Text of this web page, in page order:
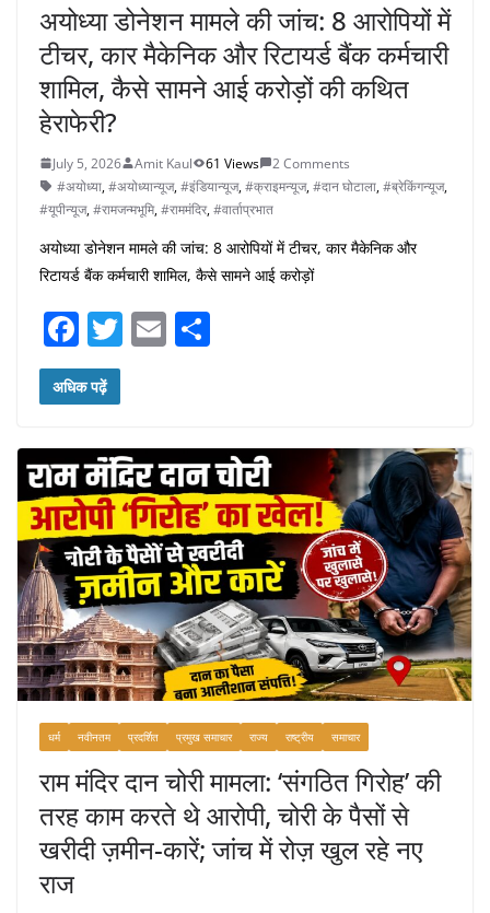
अयोध्या डोनेशन मामले की जांच: 8 आरोपियों में
टीचर, कार मैकेनिक और रिटायर्ड बैंक कर्मचारी
शामिल, कैसे सामने आई करोड़ों की कथित
हेराफेरी?
July 5, 2026 Amit Kaul 61 Views
2 Comments
#अयोध्या,#अयोध्यान्यूज,#इंडियान्यूज,#क्राइमन्यूज,#दान घोटाला,#ब्रेकिंगन्यूज,
#यूपीन्यूज,#रामजन्मभूमि,#राममंदिर,#वार्ताप्रभात
अयोध्या डोनेशन मामले की जांच: 8 आरोपियों में टीचर, कार मैकेनिक और
रिटायर्ड बैंक कर्मचारी शामिल, कैसे सामने आई करोड़ों
F
a
c
b
o
o
k
T E
अधिक पढ़ें
धर्म नवीनतम प्रदर्शित प्रमुख समाचार राज्य राष्ट्रीय समाचार
राम मंदिर दान चोरी मामला: ‘संगठित गिरोह’ की
तरह काम करते थे आरोपी, चोरी के पैसों से
खरीदी ज़मीन-कारें; जांच में रोज़ खुल रहे नए
राज